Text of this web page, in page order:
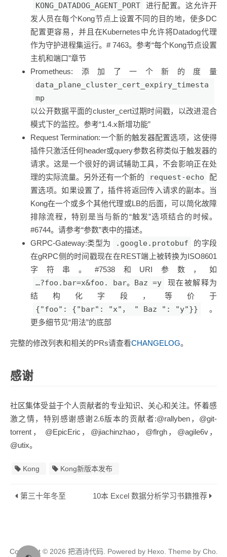
KONG_DATADOG_AGENT_PORT
进行配置。这允许开
发人员在每个Kong节点上设置不同的目的地，使多DC
配置更容易，并且在Kubernetes中允许将Datadog代理
作为守护进程集运行。# 7463。参考“每个Kong节点设置
主机和端口”章节
Prometheus:添加了一个新的度量
data_plane_cluster_cert_expiry_timesta
mp
以公开数据平面的cluster_cert过期时间戳，以改进混合
模式下的监控。参考“1.4.x新增功能”
Request Termination:一个新的触发器配置选项，这使得
插件只激活任何header或query参数名称类似于触发器的
请求。这是一个很好的调试辅助工具，不会影响正在处
理的实际流量。另外还有一个新的
request-echo
配
置选项。如果设置了，插件将返回传入请求的副本。当
Kong在一个或多个其他代理或LB的后面，可以简化故障
排除流程，特别是当与新的“触发”选项结合的时候。
#6744。请参考“参数”表中的描述。
GRPC-Gateway:类型为
.google.protobuf
的字段
在gRPC侧的时间戳现在在REST端上被转换为ISO8601
字符串。#7538和URI参数，如
…?foo.bar=x&foo. bar。Baz =y
现在被解释为
结构化字段，等价于
{"foo": {"bar": "x"， " Baz ": "y"}}
。
更多细节见“用法”的底部
完整的修改列表和相关的PRs请查看CHANGELOG。
感谢
社区集体受益于个人贡献者的专业知识、关心和关注。怀着感
激之情，特别感谢感谢2.6版本的贡献者:@rallyben，@git-
torrent， @EpicEric，@jiachinzhao，@flrgh，@agile6v，
@utix。
Kong Kong新版本发布
第三十年冬至 10本 Excel 数据分析学习书籍推荐
Copyright © 2026 把酒诗代码. Powered byHexo. Theme byCho.